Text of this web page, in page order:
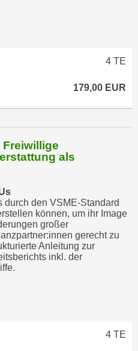
4 TE
179,00 EUR
Freiwillige
als
durch den VSME-Standard
können, um ihr Image
großer
gerecht zu
Anleitung zur
inkl. der
4 TE